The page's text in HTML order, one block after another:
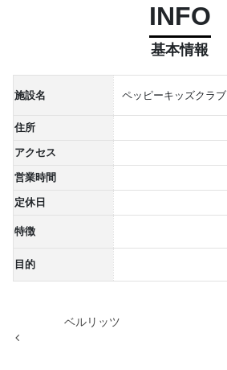
INFO
基本情報
施設名 ペッピーキッズクラブ
住所
アクセス
営業時間
定休日
特徴
目的
ベルリッツ